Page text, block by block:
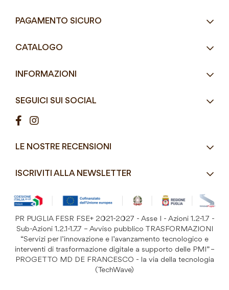
RICHIEDI UN PREVENTIVO
Email info@mddefrancesco.it
8:30 - 12:30 / 15:00 - 19:00
PAGAMENTO SICURO
CATALOGO
Street Food e Take
Pizzerie e Panifici
Ristorazione
Detergenza e Attrezzatura
Festività
Prodotti Riutilizzabili
INFORMAZIONI
Condizioni di vendita
Costi di Spedizione
SEGUICI SUI SOCIAL
LE NOSTRE RECENSIONI
ISCRIVITI ALLA NEWSLETTER
alla
Newsletter:
ISCRIVITI
PR PUGLIA FESR FSE+ 2021-2027 - Asse I - Azioni 1.2-1.7 -
Sub-Azioni 1.2.1-1.7.7 – Avviso pubblico TRASFORMAZIONI
“Servizi per l’innovazione e l’avanzamento tecnologico e
interventi di trasformazione digitale a supporto delle PMI” –
PROGETTO MD DE FRANCESCO - la via della tecnologia
(TechWave)